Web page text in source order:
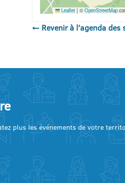
Leaflet | ©OpenStreetMap
← Revenir à l'agenda des
plus les événements de votre